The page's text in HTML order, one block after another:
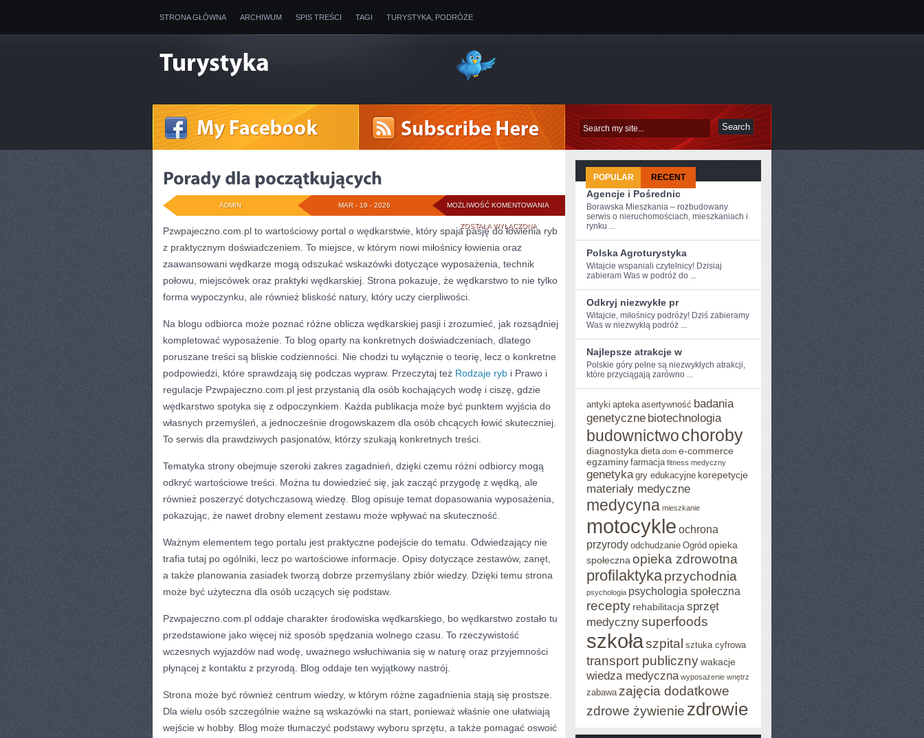
STRONA GŁÓWNA ARCHIWUM SPIS TREŚCI TAGI TURYSTYKA, PODRÓŻE
MOŻLIWOŚĆ KOMENTOWANIA PORADY
POCZĄTKUJĄCYCH
ZOSTAŁA WYŁĄCZONA
MAR - 19 - 2026
ADMIN
Pzwpajeczno.com.pl to wartościowy portal o wędkarstwie, który spaja pasję do łowienia ryb
z praktycznym doświadczeniem. To miejsce, w którym nowi miłośnicy łowienia oraz
zaawansowani wędkarze mogą odszukać wskazówki dotyczące wyposażenia, technik
połowu, miejscówek oraz praktyki wędkarskiej. Strona pokazuje, że wędkarstwo to nie tylko
forma wypoczynku, ale również bliskość natury, który uczy cierpliwości.
Na blogu odbiorca może poznać różne oblicza wędkarskiej pasji i zrozumieć, jak rozsądniej
kompletować wyposażenie. To blog oparty na konkretnych doświadczeniach, dlatego
poruszane treści są bliskie codzienności. Nie chodzi tu wyłącznie o teorię, lecz o konkretne
podpowiedzi, które sprawdzają się podczas wypraw. Przeczytaj też Rodzaje ryb i Prawo i
regulacje Pzwpajeczno.com.pl jest przystanią dla osób kochających wodę i ciszę, gdzie
wędkarstwo spotyka się z odpoczynkiem. Każda publikacja może być punktem wyjścia do
własnych przemyśleń, a jednocześnie drogowskazem dla osób chcących łowić skuteczniej.
To serwis dla prawdziwych pasjonatów, którzy szukają konkretnych treści.
Tematyka strony obejmuje szeroki zakres zagadnień, dzięki czemu różni odbiorcy mogą
odkryć wartościowe treści. Można tu dowiedzieć się, jak zacząć przygodę z wędką, ale
również poszerzyć dotychczasową wiedzę. Blog opisuje temat dopasowania wyposażenia,
pokazując, że nawet drobny element zestawu może wpływać na skuteczność.
Ważnym elementem tego portalu jest praktyczne podejście do tematu. Odwiedzający nie
trafia tutaj po ogólniki, lecz po wartościowe informacje. Opisy dotyczące zestawów, zanęt,
a także planowania zasiadek tworzą dobrze przemyślany zbiór wiedzy. Dzięki temu strona
może być użyteczna dla osób uczących się podstaw.
Pzwpajeczno.com.pl oddaje charakter środowiska wędkarskiego, bo wędkarstwo zostało tu
przedstawione jako więcej niż sposób spędzania wolnego czasu. To rzeczywistość
wczesnych wyjazdów nad wodę, uważnego wsłuchiwania się w naturę oraz przyjemności
płynącej z kontaktu z przyrodą. Blog oddaje ten wyjątkowy nastrój.
Strona może być również centrum wiedzy, w którym różne zagadnienia stają się prostsze.
Dla wielu osób szczególnie ważne są wskazówki na start, ponieważ właśnie one ułatwiają
wejście w hobby. Blog może tłumaczyć podstawy wyboru sprzętu, a także pomagać oswoić
POPULAR RECENT
Agencje i Pośrednic
Borawska Mieszkania – rozbudowany
serwis o nieruchomościach, mieszkaniach i
rynku ...
Polska Agroturystyka
Witajcie wspaniali czytelnicy! Dzisiaj
zabieram ‍Was w podróż‌ do ...
Odkryj niezwykłe pr
Witajcie, miłośnicy podróży!‌ Dziś ⁤zabieramy
​Was w niezwykłą podróż ...
Najlepsze atrakcje w
Polskie góry ‌pełne⁣ są niezwykłych⁢ atrakcji,
które przyciągają zarówno ...
antyki apteka asertywność badania
genetyczne biotechnologia
budownictwochoroby
diagnostyka dieta dom e-commerce
egzaminy farmacja fitness medyczny
genetyka gry edukacyjne korepetycje
materiały medyczne
medycyna mieszkanie
motocykle ochrona
przyrody odchudzanie Ogród opieka
społeczna opieka zdrowotna
profilaktykaprzychodnia
psychologia psychologia społeczna
recepty rehabilitacja sprzęt
medycznysuperfoods
szkołaszpital sztuka cyfrowa
transport publicznywakacje
wiedza medyczna wyposażenie wnętrz
zabawa zajęcia dodatkowe
zdrowe żywienie zdrowie